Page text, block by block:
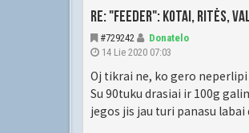
Re: "Feeder": kotai, ritės,
#729242
Donatelo
14 Lie 2020 07:03
Oj tikrai ne, ko gero
Su 90tuku drasiai ir 100g
jegos jis jau turi panasu labai